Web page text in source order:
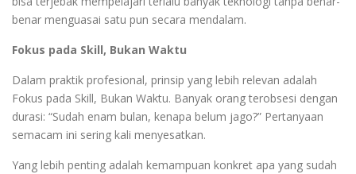
benar menguasai satu pun secara mendalam.
Fokus pada Skill, Bukan Waktu
Dalam praktik profesional, prinsip yang lebih relevan adalah
Fokus pada Skill, Bukan Waktu. Banyak orang terobsesi dengan
durasi: “Sudah enam bulan, kenapa belum jago?” Pertanyaan
semacam ini sering kali menyesatkan.
Yang lebih penting adalah kemampuan konkret apa yang sudah